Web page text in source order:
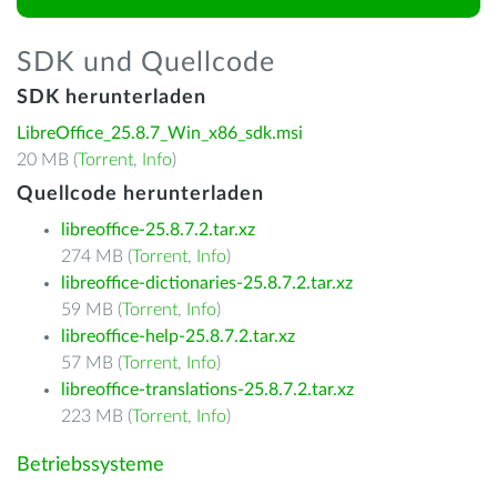
SDK und Quellcode
SDK herunterladen
LibreOffice_25.8.7_Win_x86_sdk.msi
20 MB (Torrent, Info)
Quellcode herunterladen
libreoffice-25.8.7.2.tar.xz
274 MB (Torrent, Info)
libreoffice-dictionaries-25.8.7.2.tar.xz
59 MB (Torrent, Info)
libreoffice-help-25.8.7.2.tar.xz
57 MB (Torrent, Info)
libreoffice-translations-25.8.7.2.tar.xz
223 MB (Torrent, Info)
Betriebssysteme